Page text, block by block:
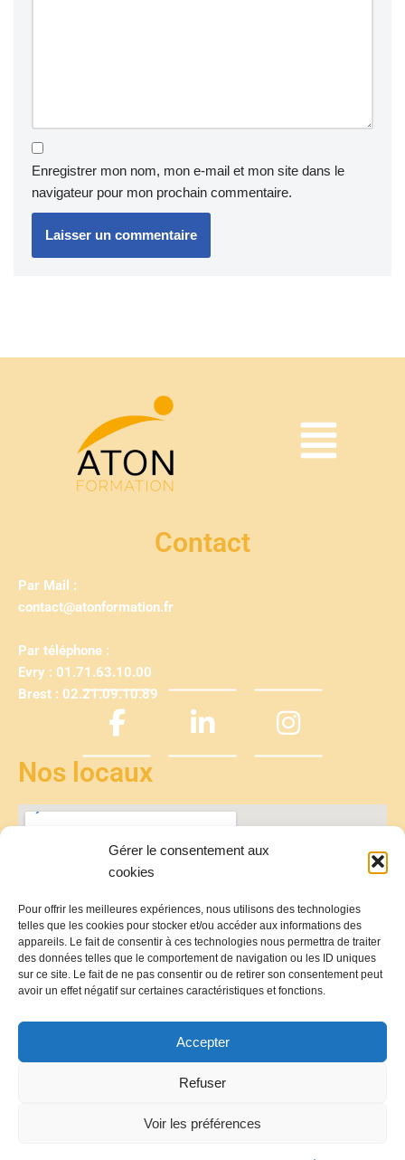
Gérer le consentement aux
cookies
Pour offrir les meilleures expériences, nous utilisons des technologies
telles que les cookies pour stocker et/ou accéder aux informations des
appareils. Le fait de consentir à ces technologies nous permettra de traiter
des données telles que le comportement de navigation ou les ID uniques
sur ce site. Le fait de ne pas consentir ou de retirer son consentement peut
avoir un effet négatif sur certaines caractéristiques et fonctions.
Accepter
Refuser
Voir les préférences
Enregistrer mon nom, mon e-mail et mon site dans le
navigateur pour mon prochain commentaire.
Contact
Par Mail :
contact@atonformation.fr
Par téléphone :
Evry : 01.71.63.10.00
Brest : 02.21.09.10.89
Nos locaux
Politique de Confidentialité